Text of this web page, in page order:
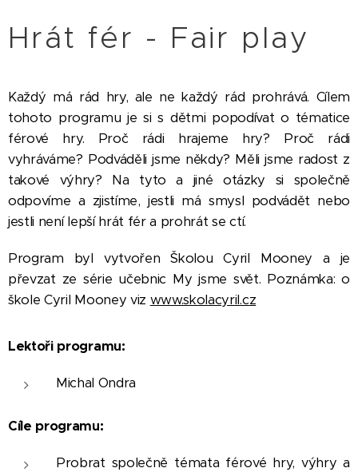
Hrát fér - Fair play
Každý má rád hry, ale ne každý rád prohrává. Cílem
tohoto programu je si s dětmi popodívat o tématice
férové hry. Proč rádi hrajeme hry? Proč rádi
vyhráváme? Podváděli jsme někdy? Měli jsme radost z
takové výhry? Na tyto a jiné otázky si společně
odpovíme a zjistíme, jestli má smysl podvádět nebo
jestli není lepší hrát fér a prohrát se ctí.
Program byl vytvořen Školou Cyril Mooney a je
převzat ze série učebnic My jsme svět. Poznámka: o
škole Cyril Mooney viz www.skolacyril.cz
Lektoři programu:
Michal Ondra
Cíle programu:
Probrat společně témata férové hry, výhry a